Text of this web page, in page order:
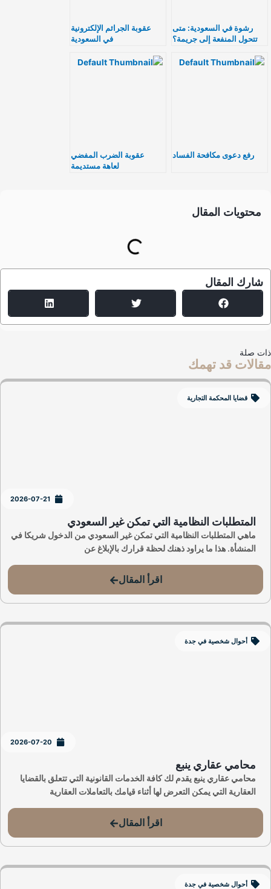
رشوة في السعودية: متى
تتحول المنفعة إلى جريمة؟
عقوبة الجرائم الإلكترونية
في السعودية
رفع دعوى مكافحة الفساد
عقوبة الضرب المفضي
لعاهة مستديمة
محتويات المقال
شارك المقال
صلة
قد تهمك
قضايا المحكمة التجارية
2026-07-21
المتطلبات النظامية التي تمكن غير السعودي
ماهي المتطلبات النظامية التي تمكن غير السعودي من الدخول شريكا في
المنشأة. هذا ما يراود ذهنك لحظة قرارك بالإبلاغ عن
اقرأ المقال
أحوال شخصية في جدة
2026-07-20
محامي عقاري ينبع
محامي عقاري ينبع يقدم لك كافة الخدمات القانونية التي تتعلق بالقضايا
العقارية التي يمكن التعرض لها أثناء قيامك بالتعاملات العقارية
اقرأ المقال
أحوال شخصية في جدة